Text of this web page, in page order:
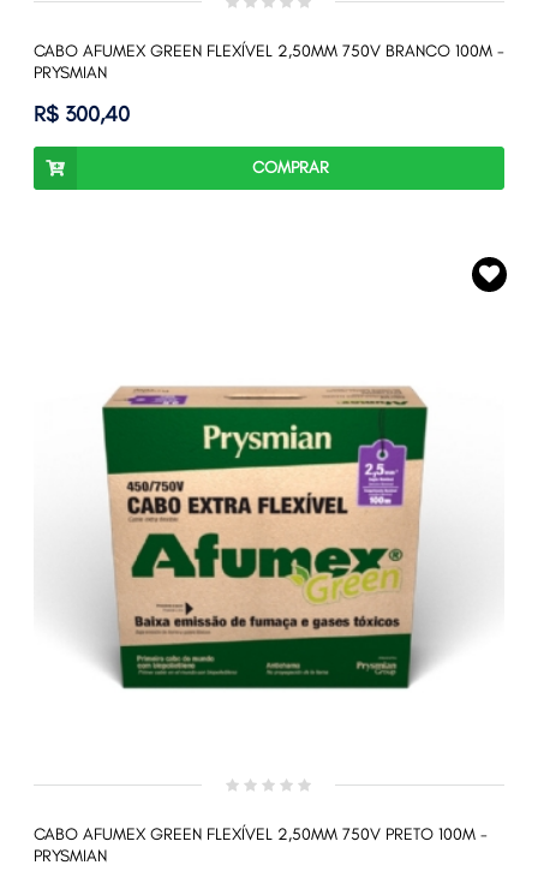
CABO AFUMEX GREEN FLEXÍVEL 2,50MM 750V BRANCO 100M -
PRYSMIAN
R$ 300,40
COMPRAR
CABO AFUMEX GREEN FLEXÍVEL 2,50MM 750V PRETO 100M -
PRYSMIAN